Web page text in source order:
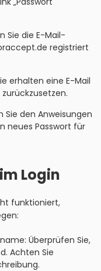
Sie die E-Mail-
registriert
erhalten eine E-Mail
Sie den Anweisungen
neues Passwort für
Login
funktioniert,
Überprüfen Sie,
Achten Sie